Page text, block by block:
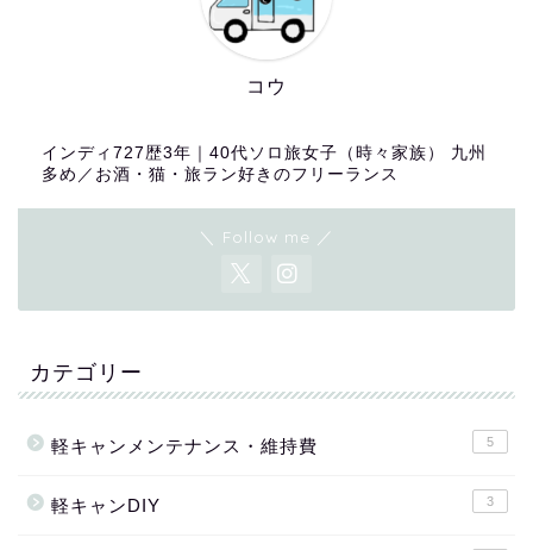
コウ
インディ727歴3年｜40代ソロ旅女子（時々家族） 九州
多め／お酒・猫・旅ラン好きのフリーランス
＼ Follow me ／
カテゴリー
軽キャンメンテナンス・維持費 5
軽キャンDIY 3